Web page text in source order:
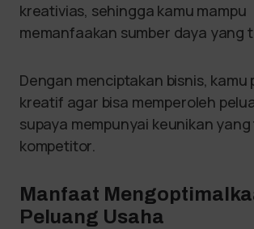
kreativias, sehingga kamu mampu
memanfaakan sumber daya yang
Dengan menciptakan bisnis, kamu
kreatif agar bisa memperoleh
supaya mempunyai keunikan yang
kompetitor.
Manfaat
Peluang Usaha